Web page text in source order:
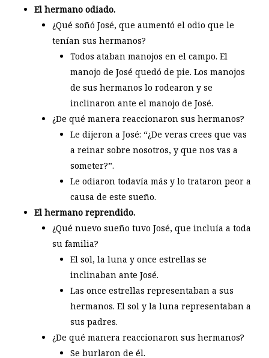
El hermano odiado.
¿Qué soñó José, que aumentó el odio que le
tenían sus hermanos?
Todos ataban manojos en el campo. El
manojo de José quedó de pie. Los manojos
de sus hermanos lo rodearon y se
inclinaron ante el manojo de José.
¿De qué manera reaccionaron sus hermanos?
Le dijeron a José: “¿De veras crees que vas
a reinar sobre nosotros, y que nos vas a
someter?”.
Le odiaron todavía más y lo trataron peor a
causa de este sueño.
El hermano reprendido.
¿Qué nuevo sueño tuvo José, que incluía a toda
su familia?
El sol, la luna y once estrellas se
inclinaban ante José.
Las once estrellas representaban a sus
hermanos. El sol y la luna representaban a
sus padres.
¿De qué manera reaccionaron sus hermanos?
Se burlaron de él.